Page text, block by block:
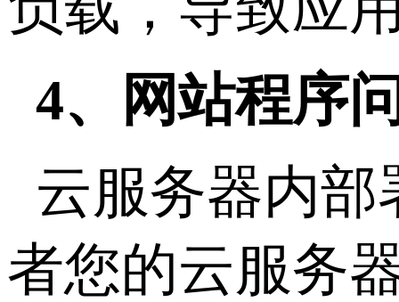
4、网站程序
云服务器内
者您的云服务